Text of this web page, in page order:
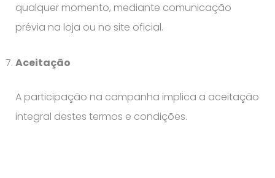
qualquer momento, mediante comunicação
prévia na loja ou no site oficial.
Aceitação
A participação na campanha implica a aceitação
integral destes termos e condições.